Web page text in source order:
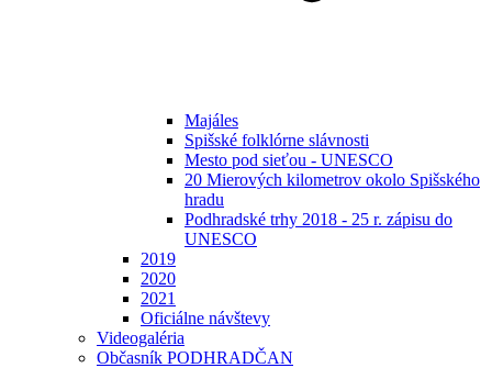
Majáles
Spišské folklórne slávnosti
Mesto pod sieťou - UNESCO
20 Mierových kilometrov okolo Spišského
hradu
Podhradské trhy 2018 - 25 r. zápisu do
UNESCO
2019
2020
2021
Oficiálne návštevy
Videogaléria
Občasník PODHRADČAN